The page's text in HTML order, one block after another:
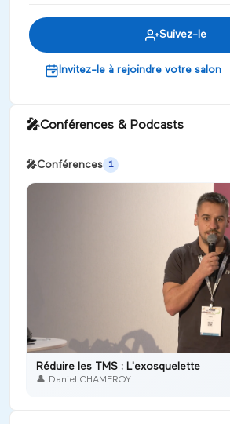
Suivez-le
Invitez-le à rejoindre votre salon
🎤Conférences & Podcasts
🎤Conférences 1
Réduire les TMS : L'exosquelette
👤 Daniel CHAMEROY